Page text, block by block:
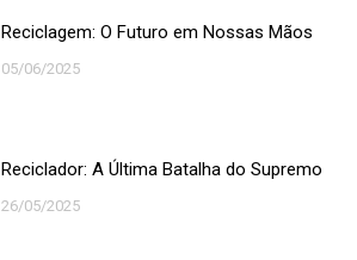
Reciclagem: O Futuro em Nossas Mãos
05/06/2025
Reciclador: A Última Batalha do Supremo
26/05/2025